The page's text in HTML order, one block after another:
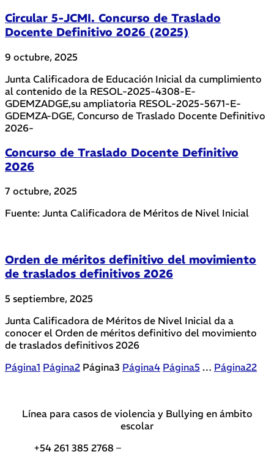
Circular 5-JCMI. Concurso de Traslado
Docente Definitivo 2026 (2025)
9 octubre, 2025
Junta Calificadora de Educación Inicial da cumplimiento
al contenido de la RESOL-2025-4308-E-
GDEMZADGE,su ampliatoria RESOL-2025-5671-E-
GDEMZA-DGE, Concurso de Traslado Docente Definitivo
2026-
Concurso de Traslado Docente Definitivo
2026
7 octubre, 2025
Fuente: Junta Calificadora de Méritos de Nivel Inicial
Orden de méritos definitivo del movimiento
de traslados definitivos 2026
5 septiembre, 2025
Junta Calificadora de Méritos de Nivel Inicial da a
conocer el Orden de méritos definitivo del movimiento
de traslados definitivos 2026
Página1 Página2 Página3 Página4 Página5 … Página22
Línea para casos de violencia y Bullying en ámbito
escolar
+54 261 385 2768 –